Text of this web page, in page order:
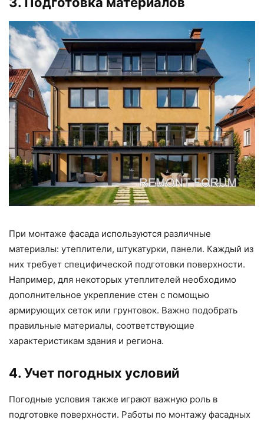
При монтаже фасада используются различные
материалы: утеплители, штукатурки, панели. Каждый из
них требует специфической подготовки поверхности.
Например, для некоторых утеплителей необходимо
дополнительное укрепление стен с помощью
армирующих сеток или грунтовок. Важно подобрать
правильные материалы, соответствующие
характеристикам здания и региона.
4. Учет погодных условий
Погодные условия также играют важную роль в
подготовке поверхности. Работы по монтажу фасадных